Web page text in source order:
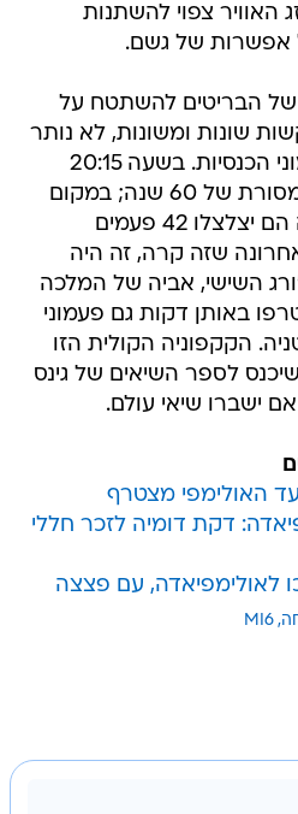
האוויר צפוי להשתנות
אפשרות של גשם.
של הבריטים להשתטח על
שונות ומשונות, לא נותר
להם אלא לצלצל בפעמוני הכנסיות. בשעה 20:15
יישברו פעמוני הביג-בן מסורת של 60 שנה; במקום
צלצול אחת שעה עגולה הם יצלצלו 42 פעמים
שזה קרה, זה היה
ג'ורג השישי, אביה של המלכה
באותן דקות גם פעמוני
הקקפוניה הקולית הזו
לספר השיאים של גינס
ישברו שיאי עולם.
דקת דומיה לזכר חללי
לאולימפיאדה, עם פצצה
MI6